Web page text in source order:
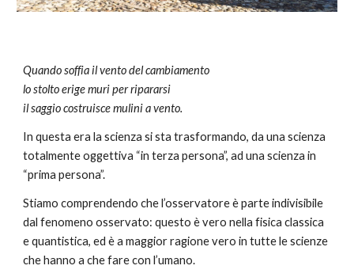
Quando soffia il vento del cambiamento
lo stolto erige muri per ripararsi
il saggio costruisce mulini a vento.
In questa era la scienza si sta trasformando, da una scienza
totalmente oggettiva “in terza persona”, ad una scienza in
“prima persona”.
Stiamo comprendendo che l’osservatore è parte indivisibile
dal fenomeno osservato: questo è vero nella fisica classica
e quantistica, ed è a maggior ragione vero in tutte le scienze
che hanno a che fare con l’umano.